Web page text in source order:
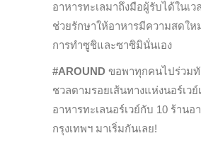
อาหารทะเลมาถึงมือผู้รับได้ในเว
ช่วยรักษาให้อาหารมีความสดให
การทำซูชิและซาซิมินั่นเอง
#AROUND ขอพาทุกคนไปร่วมทั
ชวลตามรอยเส้นทางแห่งนอร์เว
อาหารทะเลนอร์เวย์กับ 10 ร้านอ
กรุงเทพฯ มาเริ่มกันเลย!